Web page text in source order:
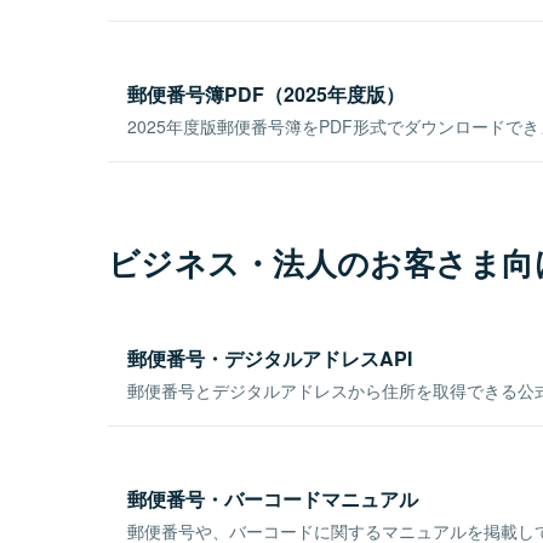
郵便番号簿PDF（2025年度版）
2025年度版郵便番号簿をPDF形式でダウンロードで
ビジネス・法人のお客さま
郵便番号・デジタルアドレスAPI
郵便番号とデジタルアドレスから住所を取得できる公
郵便番号・バーコードマニュアル
郵便番号や、バーコードに関するマニュアルを掲載し